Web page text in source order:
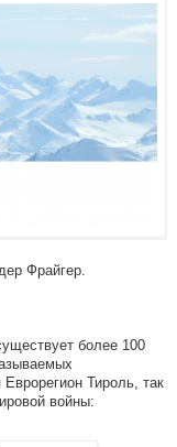
Фрайгер.
более 100
Тироль, так
войны: